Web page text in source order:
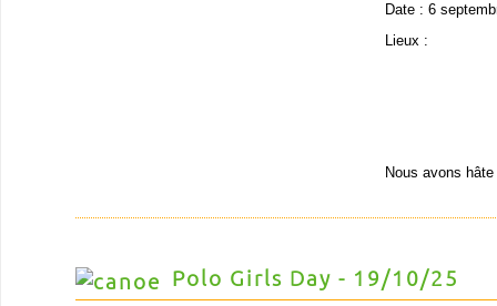
Date : 6
Lieux :
Nous avons
Polo Girls Day - 19/10/25